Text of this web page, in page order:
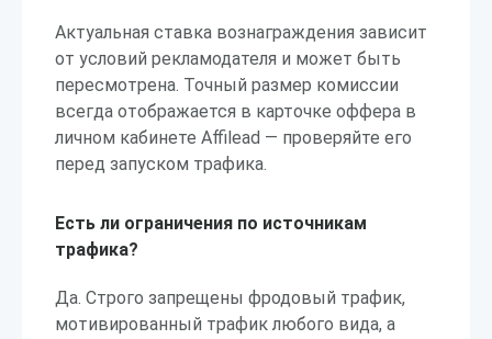
Актуальная ставка вознаграждения зависит
от условий рекламодателя и может быть
пересмотрена. Точный размер комиссии
всегда отображается в карточке оффера в
личном кабинете Affilead — проверяйте его
перед запуском трафика.
Есть ли ограничения по источникам
трафика?
Да. Строго запрещены фродовый трафик,
мотивированный трафик любого вида, а